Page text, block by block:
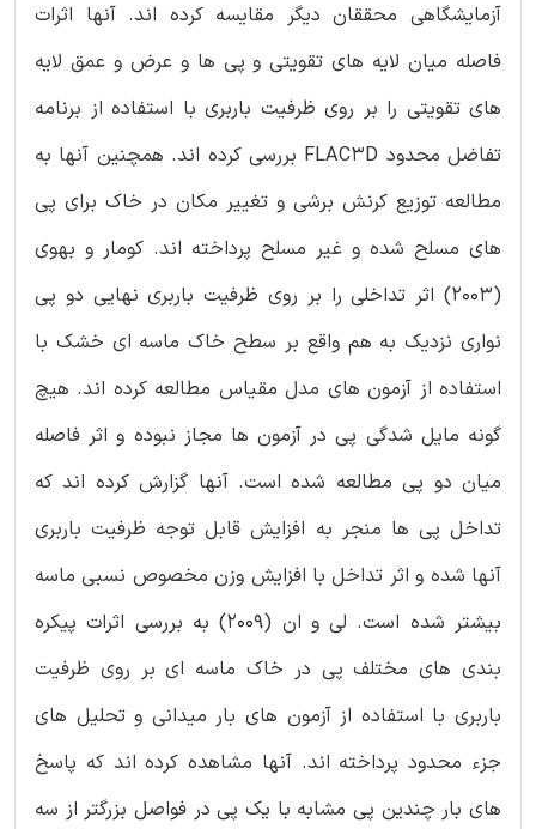
آزمایشگاهی محققان دیگر مقایسه کرده اند. آنها اثرات
فاصله میان لایه های تقویتی و پی ها و عرض و عمق لایه
های تقویتی را بر روی ظرفیت باربری با استفاده از برنامه
تفاضل محدود FLAC3D بررسی کرده اند. همچنین آنها به
مطالعه توزیع کرنش برشی و تغییر مکان در خاک برای پی
های مسلح شده و غیر مسلح پرداخته اند. کومار و بهوی
(2003) اثر تداخلی را بر روی ظرفیت باربری نهایی دو پی
نواری نزدیک به هم واقع بر سطح خاک ماسه ای خشک با
استفاده از آزمون های مدل مقیاس مطالعه کرده اند. هیچ
گونه مایل شدگی پی در آزمون ها مجاز نبوده و اثر فاصله
میان دو پی مطالعه شده است. آنها گزارش کرده اند که
تداخل پی ها منجر به افزایش قابل توجه ظرفیت باربری
آنها شده و اثر تداخل با افزایش وزن مخصوص نسبی ماسه
بیشتر شده است. لی و ان (2009) به بررسی اثرات پیکره
بندی های مختلف پی در خاک ماسه ای بر روی ظرفیت
باربری با استفاده از آزمون های بار میدانی و تحلیل های
جزء محدود پرداخته اند. آنها مشاهده کرده اند که پاسخ
های بار چندین پی مشابه با یک پی در فواصل بزرگتر از سه